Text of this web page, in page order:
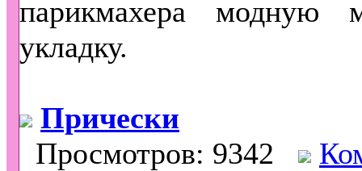
парикмахера модную
укладку.
Прически
Просмотров: 9342